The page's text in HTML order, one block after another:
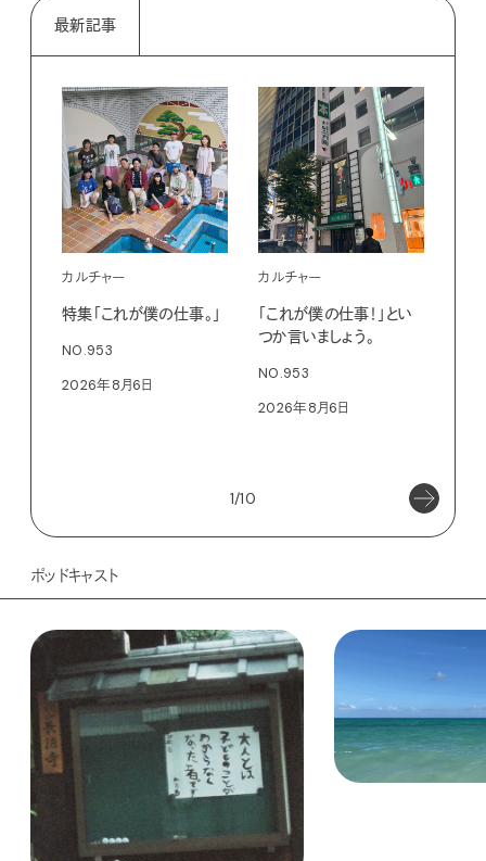
最新記事
カルチャー
特集「これが僕の仕事。」
NO.953
2026年8月6日
カルチャー
「これが僕の仕事！」とい
つか言いましょう。
NO.953
2026年8月6日
1/10
ポッドキャスト